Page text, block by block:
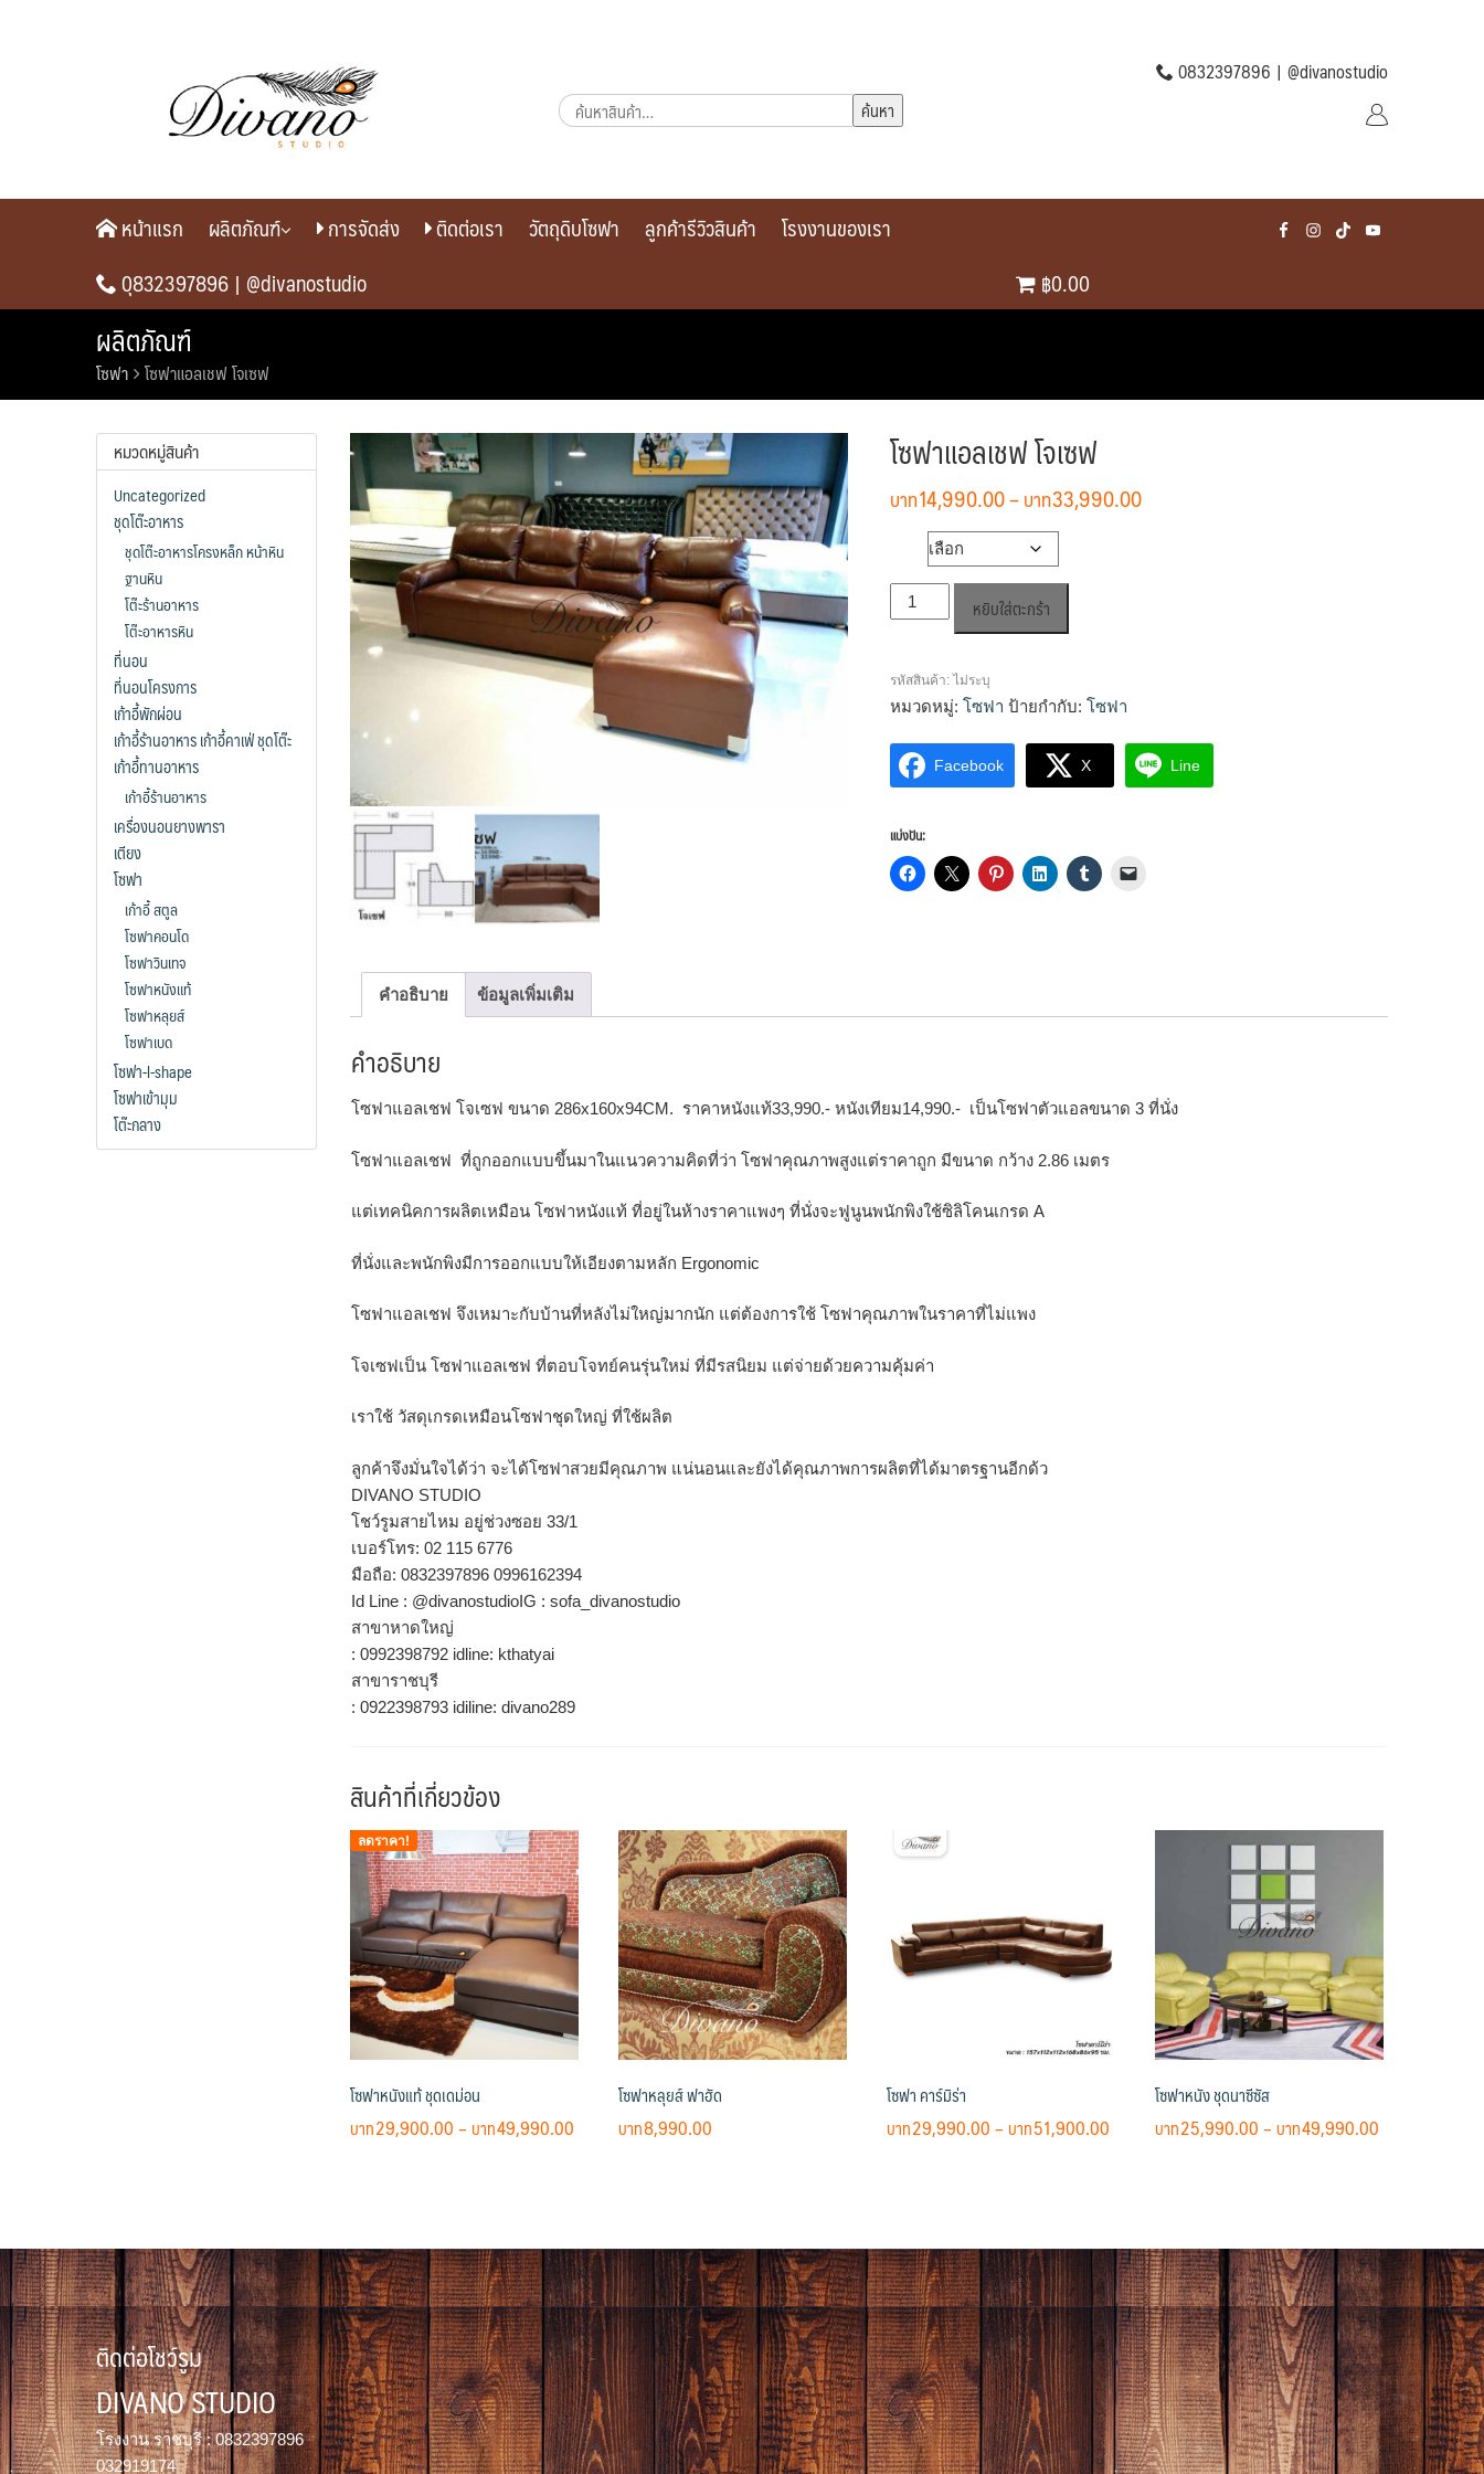
ค้นหา:
ค้นหา
0832397896 | @divanostudio
หน้าแรก ผลิตภัณฑ์ การจัดส่ง ติดต่อเรา วัตถุดิบโซฟา ลูกค้ารีวิวสินค้า
โรงงานของเรา
0ุ832397896 | @divanostudio ฿0.00
ผลิตภัณฑ์
โซฟา โซฟาแอลเชฟ โจเซฟ
โซฟาแอลเชฟ โจเซฟ
14,990.00– 33,990.00Price
จำนวน
โซฟา
เชฟ
โจ
ชิ้น
หยิบใส่ตะกร้า
รหัสสินค้า: ไม่ระบุ
หมวดหมู่: โซฟา ป้ายกำกับ: โซฟา
Facebook X Line
แบ่งปัน:
คำอธิบาย ข้อมูลเพิ่มเติม
คำอธิบาย
โซฟาแอลเชฟ โจเซฟ ขนาด 286x160x94CM. ราคาหนังแท้33,990.- หนังเทียม14,990.- เป็นโซฟาตัวแอลขนาด 3 ที่นั่ง
โซฟาแอลเชฟ ที่ถูกออกแบบขึ้นมาในแนวความคิดที่ว่า โซฟาคุณภาพสูงแต่ราคาถูก มีขนาด กว้าง 2.86 เมตร
แต่เทคนิคการผลิตเหมือน โซฟาหนังแท้ ที่อยู่ในห้างราคาแพงๆ ที่นั่งจะฟูนูนพนักพิงใช้ซิลิโคนเกรด A
ที่นั่งและพนักพิงมีการออกแบบให้เอียงตามหลัก Ergonomic
โซฟาแอลเชฟ จึงเหมาะกับบ้านที่หลังไม่ใหญ่มากนัก แต่ต้องการใช้ โซฟาคุณภาพในราคาที่ไม่แพง
โจเซฟเป็น โซฟาแอลเชฟ ที่ตอบโจทย์คนรุ่นใหม่ ที่มีรสนิยม แต่จ่ายด้วยความคุ้มค่า
เราใช้ วัสดุเกรดเหมือนโซฟาชุดใหญ่ ที่ใช้ผลิต
ลูกค้าจึงมั่นใจได้ว่า จะได้โซฟาสวยมีคุณภาพ แน่นอนและยังได้คุณภาพการผลิตที่ได้มาตรฐานอีกด้ว
DIVANO STUDIO
โชว์รูมสายไหม อยู่ช่วงซอย 33/1
เบอร์โทร: 02 115 6776
มือถือ: 0832397896 0996162394
Id Line : @divanostudioIG : sofa_divanostudio
สาขาหาดใหญ่
: 0992398792 idline: kthatyai
สาขาราชบุรี
: 0922398793 idiline: divano289
สินค้าที่เกี่ยวข้อง
ลดราคา!
โซฟาหนังแท้ ชุดเดม่อน
29,900.00– 49,990.00
variants.
The
options
may
be
chosen
on
the
โซฟาหลุยส์ ฟาฮัด
8,990.00
โซฟา คาร์มิร่า
29,990.00– 51,900.00Price
variants.
The
options
may
be
chosen
on
the
โซฟาหนัง ชุดนาซีซัส
25,990.00– 49,990.00Price
variants.
The
options
may
be
chosen
on
the
หมวดหมู่สินค้า
Uncategorized
ชุดโต๊ะอาหาร
ชุดโต๊ะอาหารโครงหล็ก หน้าหิน
ฐานหิน
โต๊ะร้านอาหาร
โต๊ะอาหารหิน
ที่นอน
ที่นอนโครงการ
เก้าอี้พักผ่อน
เก้าอี้ร้านอาหาร เก้าอี้คาเฟ่ ชุดโต๊ะ
เก้าอี้ทานอาหาร
เก้าอี้ร้านอาหาร
เครื่องนอนยางพารา
เตียง
โซฟา
เก้าอี้ สตูล
โซฟาคอนโด
โซฟาวินเทจ
โซฟาหนังแท้
โซฟาหลุยส์
โซฟาเบด
โซฟา-l-shape
โซฟาเข้ามุม
โต๊ะกลาง
ติดต่อโชว์รูม
DIVANO STUDIO
โรงงาน ราชบุรี : 0832397896
032919174